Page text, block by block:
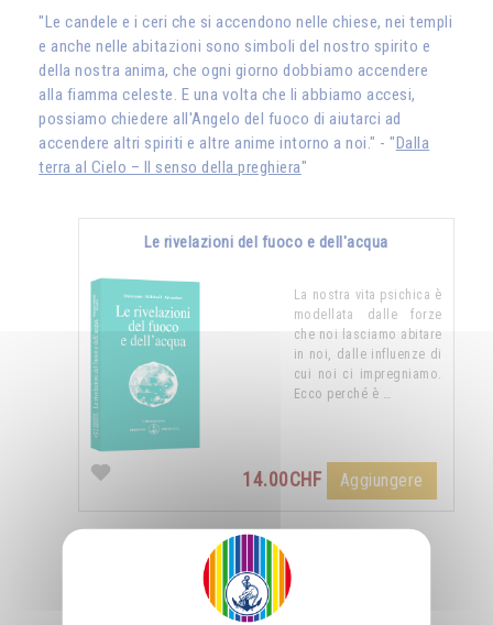
"Le candele e i ceri che si accendono nelle chiese, nei templi
e anche nelle abitazioni sono simboli del nostro spirito e
della nostra anima, che ogni giorno dobbiamo accendere
alla fiamma celeste. E una volta che li abbiamo accesi,
possiamo chiedere all'Angelo del fuoco di aiutarci ad
accendere altri spiriti e altre anime intorno a noi." - "Dalla
terra al Cielo – Il senso della preghiera"
Le rivelazioni del fuoco e dell'acqua
La nostra vita psichica è
modellata dalle forze
che noi lasciamo abitare
in noi, dalle influenze di
cui noi ci impregniamo.
Ecco perché è …
14.00CHF Aggiungere
Nutrirsi di luce